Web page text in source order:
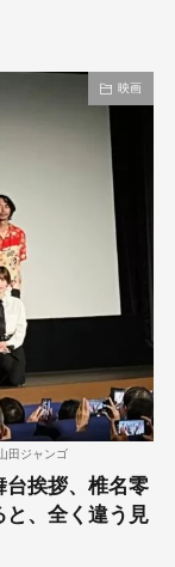
映画
田ジャンゴ
台挨拶、椎名零
と、全く違う見